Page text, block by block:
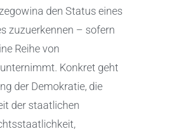
den Status eines
zuzuerkennen – sofern
Reihe von
Konkret geht
der Demokratie, die
der staatlichen